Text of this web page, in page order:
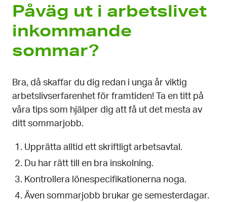
Påväg ut i arbets­livet
inkommande
sommar?
Bra, då skaffar du dig redan i unga år viktig
arbets­livs­erfarenhet för framtiden! Ta en titt på
våra tips som hjälper dig att få ut det mesta av
ditt sommarjobb.
Upprätta alltid ett skriftligt arbetsavtal.
Du har rätt till en bra inskolning.
Kontrollera lönespecifikationerna noga.
Även sommarjobb brukar ge semesterdagar.